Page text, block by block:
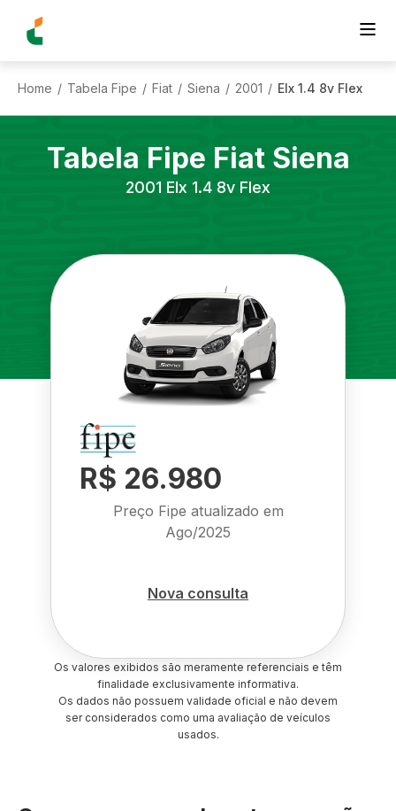
Home / Tabela Fipe / Fiat / Siena / 2001 / Elx 1.4 8v Flex
Tabela Fipe Fiat Siena
2001 Elx 1.4 8v Flex
R$ 26.980
Preço Fipe atualizado em
Ago/2025
Nova consulta
Os valores exibidos são meramente referenciais e têm
finalidade exclusivamente informativa.
Os dados não possuem validade oficial e não devem
ser considerados como uma avaliação de veículos
usados.